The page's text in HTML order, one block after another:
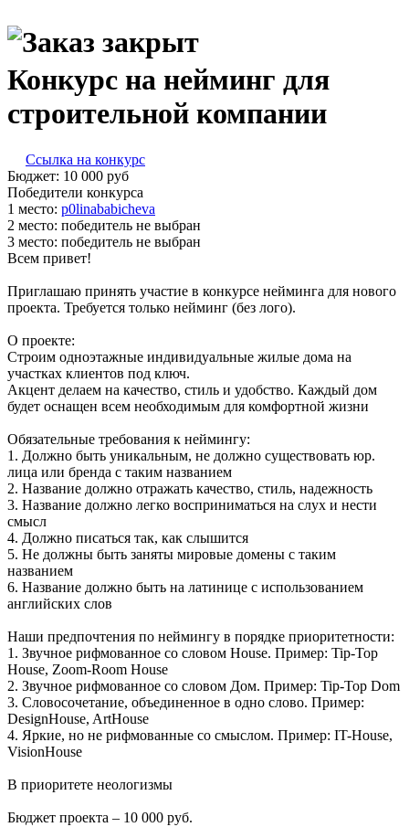
Конкурс на нейминг для
строительной компании
Ссылка на конкурс
Бюджет: 10 000 руб
Победители конкурса
1 место: p­0li­naba­bic­he­va
2 место: победитель не выбран
3 место: победитель не выбран
Всем привет!
Приглашаю принять участие в конкурсе нейминга для нового
проекта. Требуется только нейминг (без лого).
О проекте:
Строим одноэтажные индивидуальные жилые дома на
участках клиентов под ключ.
Акцент делаем на качество, стиль и удобство. Каждый дом
будет оснащен всем необходимым для комфортной жизни
Обязательные требования к неймингу:
1. Должно быть уникальным, не должно существовать юр.
лица или бренда с таким названием
2. Название должно отражать качество, стиль, надежность
3. Название должно легко восприниматься на слух и нести
смысл
4. Должно писаться так, как слышится
5. Не должны быть заняты мировые домены с таким
названием
6. Название должно быть на латинице с использованием
английских слов
Наши предпочтения по неймингу в порядке приоритетности:
1. Звучное рифмованное со словом House. Пример: Tip-Top
House, Zoom-Room House
2. Звучное рифмованное со словом Дом. Пример: Tip-Top Dom
3. Словосочетание, объединенное в одно слово. Пример:
DesignHouse, ArtHouse
4. Яркие, но не рифмованные со смыслом. Пример: IT-House,
VisionHouse
В приоритете неологизмы
Бюджет проекта – 10 000 руб.